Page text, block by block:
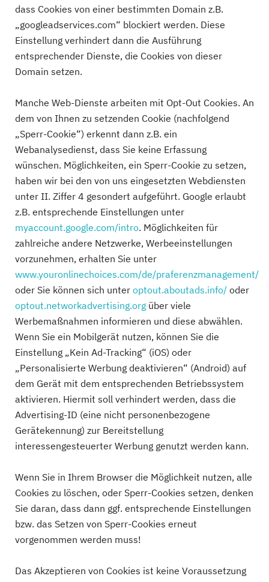
dass Cookies von einer bestimmten Domain z.B.
„googleadservices.com“ blockiert werden. Diese
Einstellung verhindert dann die Ausführung
entsprechender Dienste, die Cookies von dieser
Domain setzen.
Manche Web-Dienste arbeiten mit Opt-Out Cookies. An
dem von Ihnen zu setzenden Cookie (nachfolgend
„Sperr-Cookie“) erkennt dann z.B. ein
Webanalysedienst, dass Sie keine Erfassung
wünschen. Möglichkeiten, ein Sperr-Cookie zu setzen,
haben wir bei den von uns eingesetzten Webdiensten
unter II. Ziffer 4 gesondert aufgeführt. Google erlaubt
z.B. entsprechende Einstellungen unter
myaccount.google.com/intro. Möglichkeiten für
zahlreiche andere Netzwerke, Werbeeinstellungen
vorzunehmen, erhalten Sie unter
www.youronlinechoices.com/de/praferenzmanagement/
oder Sie können sich unter optout.aboutads.info/ oder
optout.networkadvertising.org über viele
Werbemaßnahmen informieren und diese abwählen.
Wenn Sie ein Mobilgerät nutzen, können Sie die
Einstellung „Kein Ad-Tracking“ (iOS) oder
„Personalisierte Werbung deaktivieren“ (Android) auf
dem Gerät mit dem entsprechenden Betriebssystem
aktivieren. Hiermit soll verhindert werden, dass die
Advertising-ID (eine nicht personenbezogene
Gerätekennung) zur Bereitstellung
interessengesteuerter Werbung genutzt werden kann.
Wenn Sie in Ihrem Browser die Möglichkeit nutzen, alle
Cookies zu löschen, oder Sperr-Cookies setzen, denken
Sie daran, dass dann ggf. entsprechende Einstellungen
bzw. das Setzen von Sperr-Cookies erneut
vorgenommen werden muss!
Das Akzeptieren von Cookies ist keine Voraussetzung